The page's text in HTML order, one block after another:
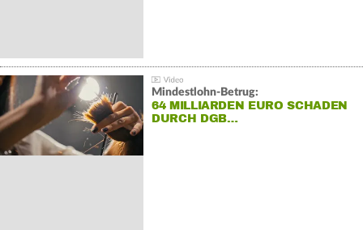
Mindestlohn-Betrug:
64 MILLIARDEN EURO SCHADEN
DURCH DGB…